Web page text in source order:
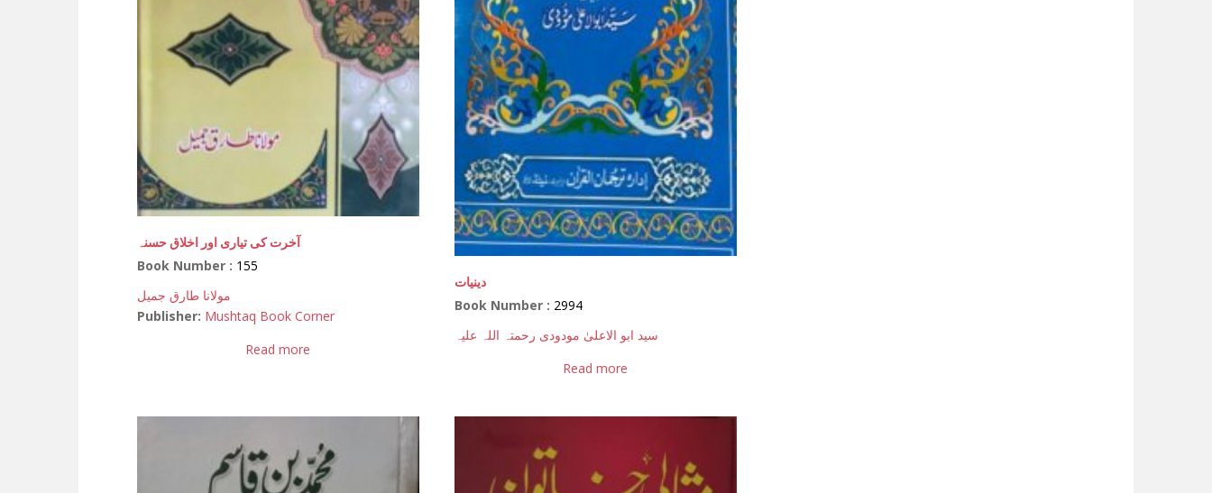
آخرت کی تیاری اور اخلاق حسنہ
Book Number : 155
مولانا طارق جمیل
Publisher: Mushtaq Book Corner
Read more
دینیات
Book Number : 2994
سید ابو الاعلیٰ مودودی رحمتہ اللہ علیہ
Read more